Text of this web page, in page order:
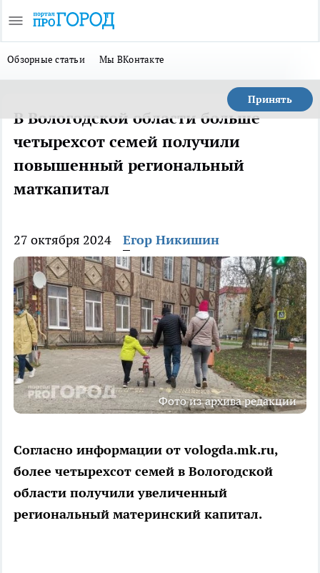
Обзорные статьи Мы ВКонтакте
Принять
В Вологодской области больше
четырехсот семей получили
повышенный региональный
маткапитал
27 октября 2024 Егор Никишин
Фото из архива редакции
Согласно информации от vologda.mk.ru,
более четырехсот семей в Вологодской
области получили увеличенный
региональный материнский капитал.